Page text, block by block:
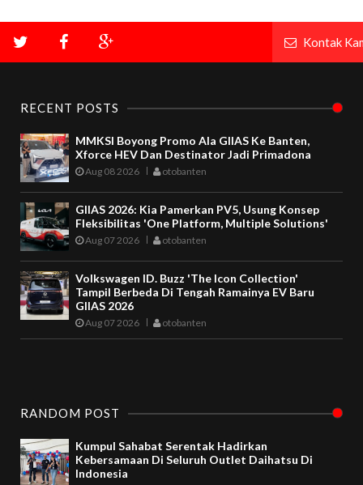
Kontak
RECENT POSTS
MMKSI Boyong Promo Ala GIIAS Ke Banten,
Xforce HEV Dan Destinator Jadi Primadona
Aug 08 2026 otobanten
GIIAS 2026: Kia Pamerkan PV5, Usung Konsep
Fleksibilitas 'One Platform, Multiple Solutions'
Aug 07 2026 otobanten
Volkswagen ID. Buzz 'The Icon Collection'
Tampil Berbeda Di Tengah Ramainya EV Baru
GIIAS 2026
Aug 07 2026 otobanten
RANDOM POST
Kumpul Sahabat Serentak Hadirkan
Kebersamaan Di Seluruh Outlet Daihatsu Di
Indonesia